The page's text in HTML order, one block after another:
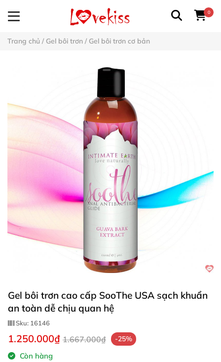
0
Trang chủ / Gel bôi trơn / Gel bôi trơn cơ bản
Gel bôi trơn cao cấp SooThe USA sạch khuẩn
an toàn dễ chịu quan hệ
Sku: 16146
1.250.000₫ 1.667.000₫ -25%
Còn hàng